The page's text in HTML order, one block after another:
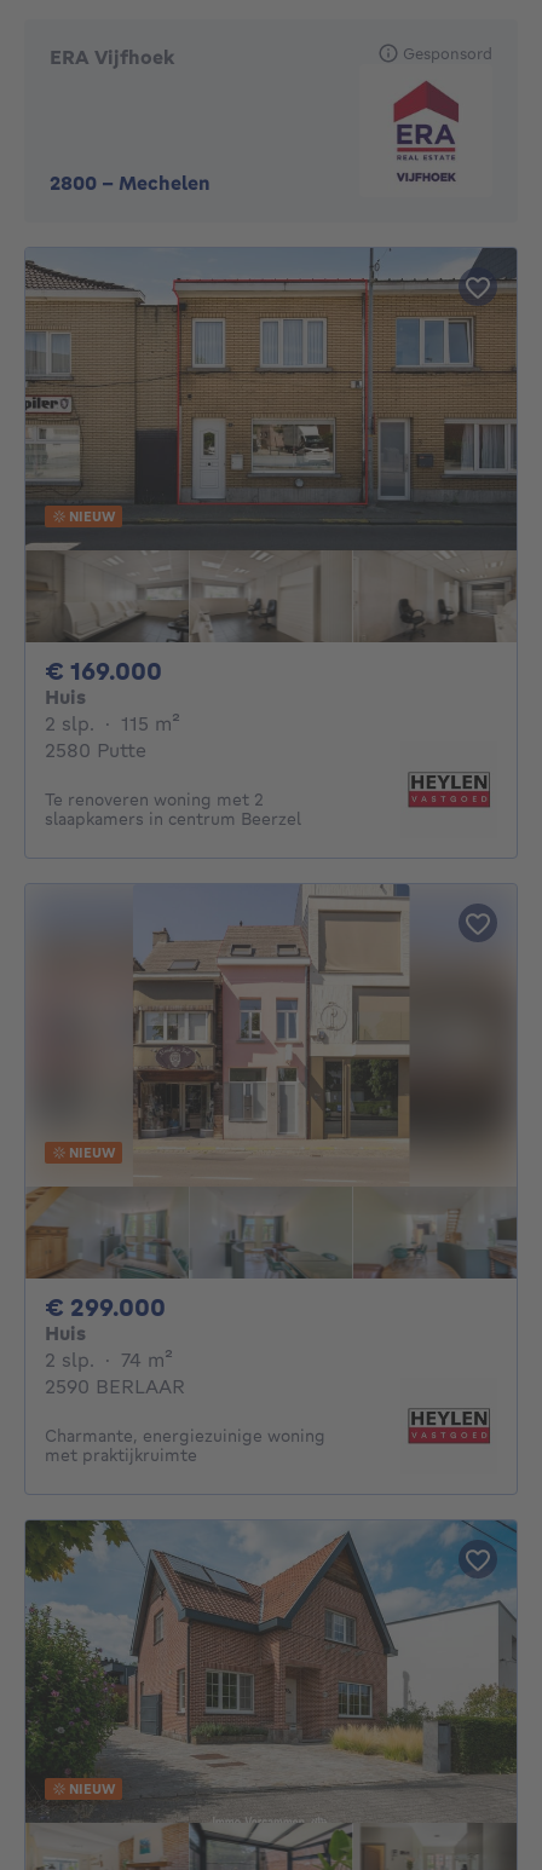
ERA Vijfhoek
2800 - Mechelen
Gesponsord
NIEUW
€ 169.000
Huis
2 slp. 2 slaapkamers
· 115 m²
2580 Putte
Te renoveren woning met 2
slaapkamers in centrum Beerzel
NIEUW
€ 299.000
Huis
2 slp. 2 slaapkamers
· 74 m²
2590 BERLAAR
Charmante, energiezuinige woning
met praktijkruimte
NIEUW